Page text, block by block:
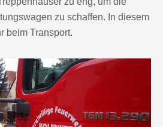
zu schaffen. In diesem
beim Transport.